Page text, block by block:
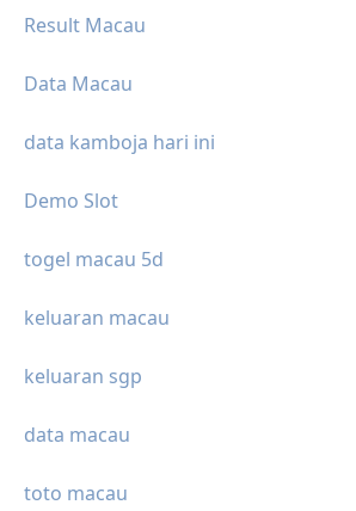
Result Macau
Data Macau
data kamboja hari ini
Demo Slot
togel macau 5d
keluaran macau
keluaran sgp
data macau
toto macau